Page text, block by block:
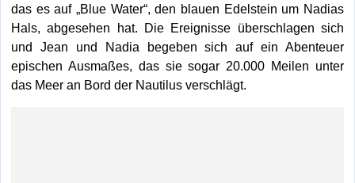
das es auf „Blue Water“, den blauen Edelstein um Nadias
Hals, abgesehen hat. Die Ereignisse überschlagen sich
und Jean und Nadia begeben sich auf ein Abenteuer
epischen Ausmaßes, das sie sogar 20.000 Meilen unter
das Meer an Bord der Nautilus verschlägt.